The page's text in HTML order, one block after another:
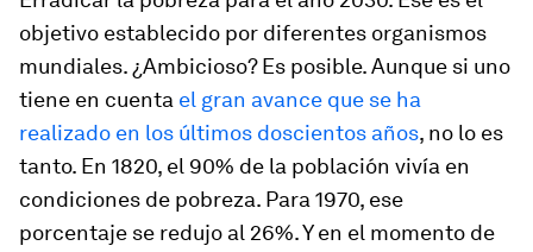
objetivo establecido por diferentes organismos
mundiales. ¿Ambicioso? Es posible. Aunque si uno
tiene en cuenta el gran avance que se ha
realizado en los últimos doscientos años, no lo es
tanto. En 1820, el 90% de la población vivía en
condiciones de pobreza. Para 1970, ese
porcentaje se redujo al 26%. Y en el momento de